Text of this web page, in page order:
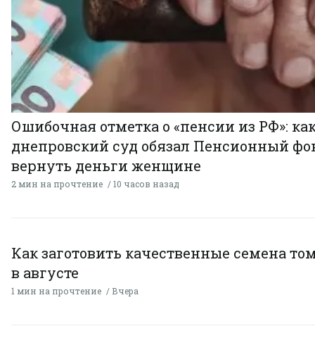
Ошибочная отметка о «пенсии из РФ»:
днепровский суд обязал Пенсионный
вернуть деньги женщине
2 мин на прочтение 10 часов назад
Как заготовить качественные семена
в августе
1 мин на прочтение Вчера